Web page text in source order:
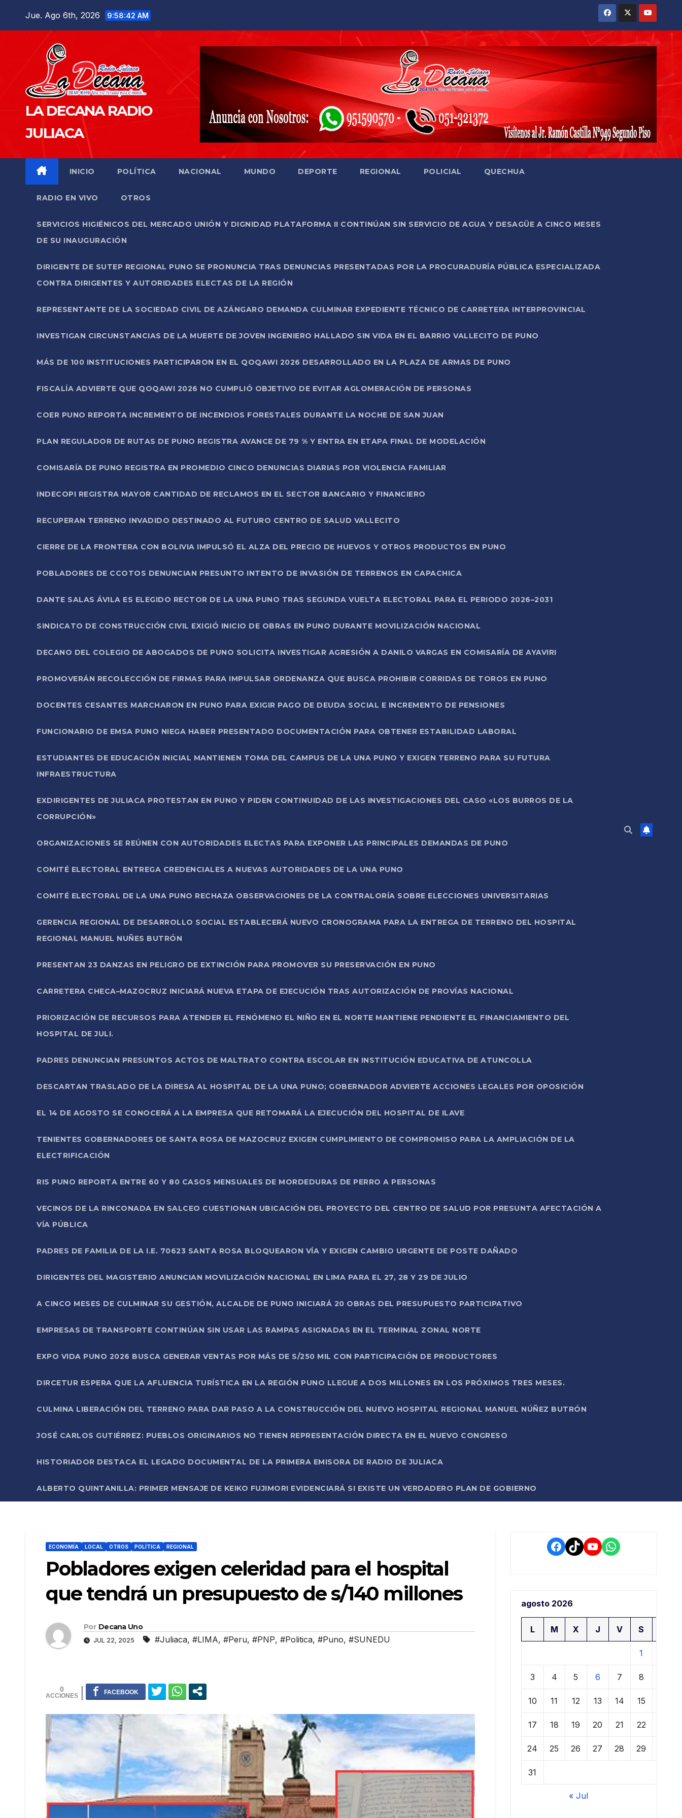
Jue. Ago 6th, 2026 9:58:43 AM
LA DECANA RADIO
JULIACA
INICIO POLÍTICA NACIONAL MUNDO DEPORTE REGIONAL POLICIAL QUECHUA
RADIO EN VIVO OTROS
SERVICIOS HIGIÉNICOS DEL MERCADO UNIÓN Y DIGNIDAD PLATAFORMA II CONTINÚAN SIN SERVICIO DE AGUA Y DESAGÜE A CINCO MESES
DE SU INAUGURACIÓN
DIRIGENTE DE SUTEP REGIONAL PUNO SE PRONUNCIA TRAS DENUNCIAS PRESENTADAS POR LA PROCURADURÍA PÚBLICA ESPECIALIZADA
CONTRA DIRIGENTES Y AUTORIDADES ELECTAS DE LA REGIÓN
REPRESENTANTE DE LA SOCIEDAD CIVIL DE AZÁNGARO DEMANDA CULMINAR EXPEDIENTE TÉCNICO DE CARRETERA INTERPROVINCIAL
INVESTIGAN CIRCUNSTANCIAS DE LA MUERTE DE JOVEN INGENIERO HALLADO SIN VIDA EN EL BARRIO VALLECITO DE PUNO
MÁS DE 100 INSTITUCIONES PARTICIPARON EN EL QOQAWI 2026 DESARROLLADO EN LA PLAZA DE ARMAS DE PUNO
FISCALÍA ADVIERTE QUE QOQAWI 2026 NO CUMPLIÓ OBJETIVO DE EVITAR AGLOMERACIÓN DE PERSONAS
COER PUNO REPORTA INCREMENTO DE INCENDIOS FORESTALES DURANTE LA NOCHE DE SAN JUAN
PLAN REGULADOR DE RUTAS DE PUNO REGISTRA AVANCE DE 79 % Y ENTRA EN ETAPA FINAL DE MODELACIÓN
COMISARÍA DE PUNO REGISTRA EN PROMEDIO CINCO DENUNCIAS DIARIAS POR VIOLENCIA FAMILIAR
INDECOPI REGISTRA MAYOR CANTIDAD DE RECLAMOS EN EL SECTOR BANCARIO Y FINANCIERO
RECUPERAN TERRENO INVADIDO DESTINADO AL FUTURO CENTRO DE SALUD VALLECITO
CIERRE DE LA FRONTERA CON BOLIVIA IMPULSÓ EL ALZA DEL PRECIO DE HUEVOS Y OTROS PRODUCTOS EN PUNO
POBLADORES DE CCOTOS DENUNCIAN PRESUNTO INTENTO DE INVASIÓN DE TERRENOS EN CAPACHICA
DANTE SALAS ÁVILA ES ELEGIDO RECTOR DE LA UNA PUNO TRAS SEGUNDA VUELTA ELECTORAL PARA EL PERIODO 2026–2031
SINDICATO DE CONSTRUCCIÓN CIVIL EXIGIÓ INICIO DE OBRAS EN PUNO DURANTE MOVILIZACIÓN NACIONAL
DECANO DEL COLEGIO DE ABOGADOS DE PUNO SOLICITA INVESTIGAR AGRESIÓN A DANILO VARGAS EN COMISARÍA DE AYAVIRI
PROMOVERÁN RECOLECCIÓN DE FIRMAS PARA IMPULSAR ORDENANZA QUE BUSCA PROHIBIR CORRIDAS DE TOROS EN PUNO
DOCENTES CESANTES MARCHARON EN PUNO PARA EXIGIR PAGO DE DEUDA SOCIAL E INCREMENTO DE PENSIONES
FUNCIONARIO DE EMSA PUNO NIEGA HABER PRESENTADO DOCUMENTACIÓN PARA OBTENER ESTABILIDAD LABORAL
ESTUDIANTES DE EDUCACIÓN INICIAL MANTIENEN TOMA DEL CAMPUS DE LA UNA PUNO Y EXIGEN TERRENO PARA SU FUTURA
INFRAESTRUCTURA
EXDIRIGENTES DE JULIACA PROTESTAN EN PUNO Y PIDEN CONTINUIDAD DE LAS INVESTIGACIONES DEL CASO «LOS BURROS DE LA
CORRUPCIÓN»
ORGANIZACIONES SE REÚNEN CON AUTORIDADES ELECTAS PARA EXPONER LAS PRINCIPALES DEMANDAS DE PUNO
COMITÉ ELECTORAL ENTREGA CREDENCIALES A NUEVAS AUTORIDADES DE LA UNA PUNO
COMITÉ ELECTORAL DE LA UNA PUNO RECHAZA OBSERVACIONES DE LA CONTRALORÍA SOBRE ELECCIONES UNIVERSITARIAS
GERENCIA REGIONAL DE DESARROLLO SOCIAL ESTABLECERÁ NUEVO CRONOGRAMA PARA LA ENTREGA DE TERRENO DEL HOSPITAL
REGIONAL MANUEL NUÑES BUTRÓN
PRESENTAN 23 DANZAS EN PELIGRO DE EXTINCIÓN PARA PROMOVER SU PRESERVACIÓN EN PUNO
CARRETERA CHECA–MAZOCRUZ INICIARÁ NUEVA ETAPA DE EJECUCIÓN TRAS AUTORIZACIÓN DE PROVÍAS NACIONAL
PRIORIZACIÓN DE RECURSOS PARA ATENDER EL FENÓMENO EL NIÑO EN EL NORTE MANTIENE PENDIENTE EL FINANCIAMIENTO DEL
HOSPITAL DE JULI.
PADRES DENUNCIAN PRESUNTOS ACTOS DE MALTRATO CONTRA ESCOLAR EN INSTITUCIÓN EDUCATIVA DE ATUNCOLLA
DESCARTAN TRASLADO DE LA DIRESA AL HOSPITAL DE LA UNA PUNO; GOBERNADOR ADVIERTE ACCIONES LEGALES POR OPOSICIÓN
EL 14 DE AGOSTO SE CONOCERÁ A LA EMPRESA QUE RETOMARÁ LA EJECUCIÓN DEL HOSPITAL DE ILAVE
TENIENTES GOBERNADORES DE SANTA ROSA DE MAZOCRUZ EXIGEN CUMPLIMIENTO DE COMPROMISO PARA LA AMPLIACIÓN DE LA
ELECTRIFICACIÓN
RIS PUNO REPORTA ENTRE 60 Y 80 CASOS MENSUALES DE MORDEDURAS DE PERRO A PERSONAS
VECINOS DE LA RINCONADA EN SALCEO CUESTIONAN UBICACIÓN DEL PROYECTO DEL CENTRO DE SALUD POR PRESUNTA AFECTACIÓN A
VÍA PÚBLICA
PADRES DE FAMILIA DE LA I.E. 70623 SANTA ROSA BLOQUEARON VÍA Y EXIGEN CAMBIO URGENTE DE POSTE DAÑADO
DIRIGENTES DEL MAGISTERIO ANUNCIAN MOVILIZACIÓN NACIONAL EN LIMA PARA EL 27, 28 Y 29 DE JULIO
A CINCO MESES DE CULMINAR SU GESTIÓN, ALCALDE DE PUNO INICIARÁ 20 OBRAS DEL PRESUPUESTO PARTICIPATIVO
EMPRESAS DE TRANSPORTE CONTINÚAN SIN USAR LAS RAMPAS ASIGNADAS EN EL TERMINAL ZONAL NORTE
EXPO VIDA PUNO 2026 BUSCA GENERAR VENTAS POR MÁS DE S/250 MIL CON PARTICIPACIÓN DE PRODUCTORES
DIRCETUR ESPERA QUE LA AFLUENCIA TURÍSTICA EN LA REGIÓN PUNO LLEGUE A DOS MILLONES EN LOS PRÓXIMOS TRES MESES.
CULMINA LIBERACIÓN DEL TERRENO PARA DAR PASO A LA CONSTRUCCIÓN DEL NUEVO HOSPITAL REGIONAL MANUEL NÚÑEZ BUTRÓN
JOSÉ CARLOS GUTIÉRREZ: PUEBLOS ORIGINARIOS NO TIENEN REPRESENTACIÓN DIRECTA EN EL NUEVO CONGRESO
HISTORIADOR DESTACA EL LEGADO DOCUMENTAL DE LA PRIMERA EMISORA DE RADIO DE JULIACA
ALBERTO QUINTANILLA: PRIMER MENSAJE DE KEIKO FUJIMORI EVIDENCIARÁ SI EXISTE UN VERDADERO PLAN DE GOBIERNO
ECONOMÍA LOCAL OTROS POLÍTICA REGIONAL
Pobladores exigen celeridad para el hospital
que tendrá un presupuesto de s/140 millones
Por Decana Uno
JUL 22, 2025 #Juliaca, #LIMA, #Peru, #PNP, #Politica, #Puno, #SUNEDU
0
Facebook
TikTokYouTube
WhatsApp
agosto 2026
L M X J V S
1
3 4 5 6 7 8
10 11 12 13 14 15
17 18 19 20 21 22
24 25 26 27 28 29
31
« Jul